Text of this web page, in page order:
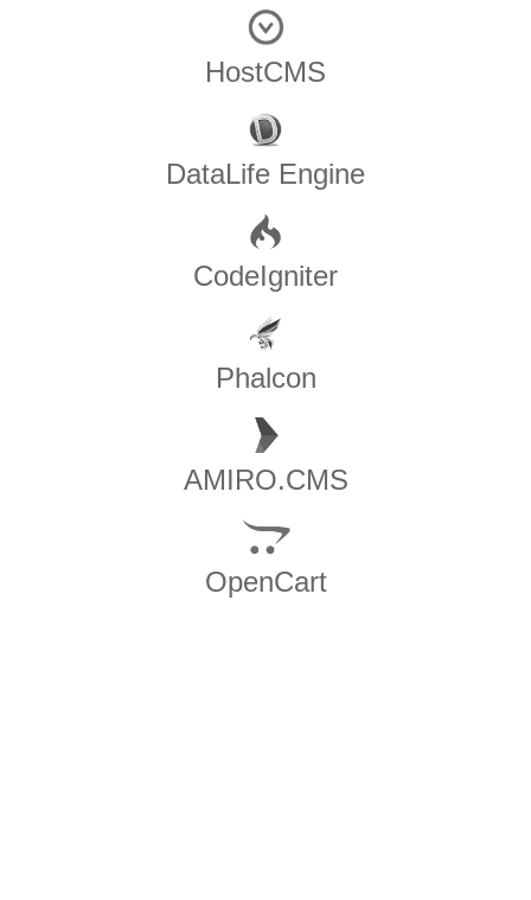
HostCMS
DataLife Engine
CodeIgniter
Phalcon
AMIRO.CMS
OpenCart